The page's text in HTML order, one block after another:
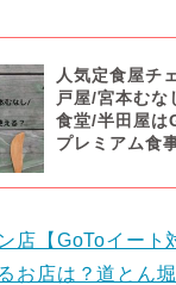
人気定食屋チ
戸屋/宮本むな
食堂/半田屋
プレミアム食
店【GoToイート
お店は？道とん